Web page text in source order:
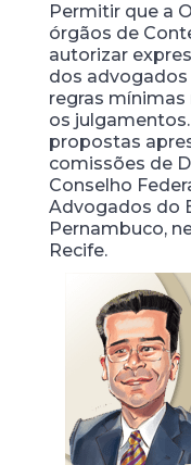
Permitir que a
órgãos de
autorizar
dos advogados
regras mínimas
os
propostas
comissões de
Conselho
Advogados do
Pernambuco,
Recife.